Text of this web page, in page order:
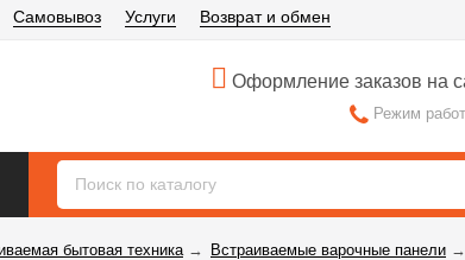
Самовывоз Услуги Возврат и обмен
Оформление заказов на
Режим
бытовая техника→ Встраиваемые варочные панели →